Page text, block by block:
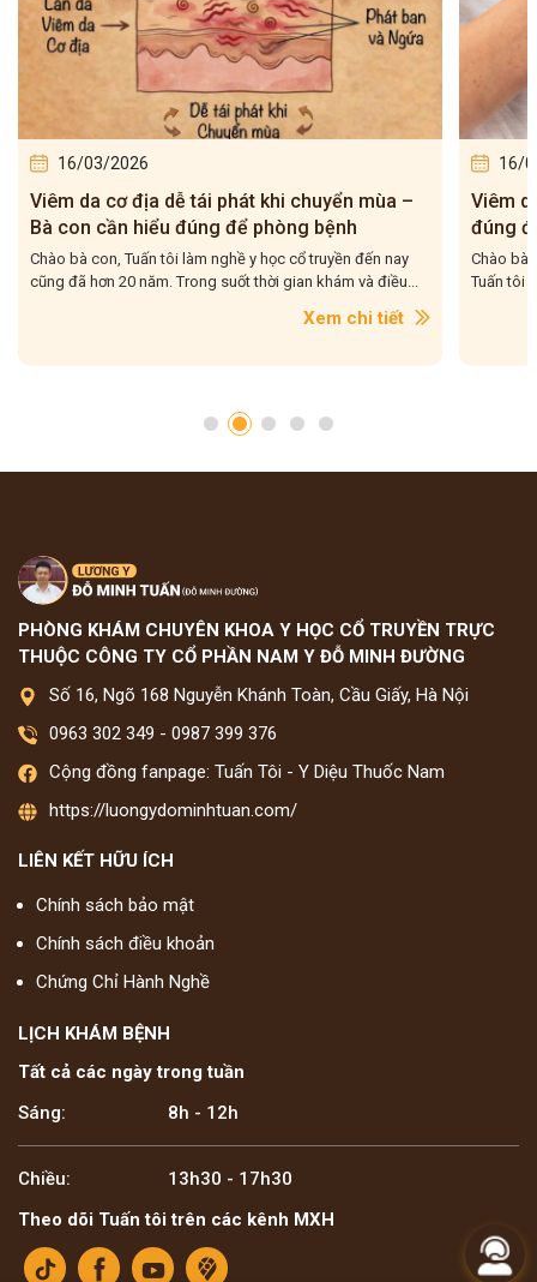
16/03/2026
Viêm da cơ địa dễ tái phát khi chuyển mùa –
Bà con cần hiểu đúng để phòng bệnh
Chào bà con, Tuấn tôi làm nghề y học cổ truyền đến nay
cũng đã hơn 20 năm. Trong suốt thời gian khám và điều...
Xem chi tiết
16/
Viêm
đúng
Chào bà
Tuấn tôi
PHÒNG KHÁM CHUYÊN KHOA Y HỌC CỔ TRUYỀN TRỰC
THUỘC CÔNG TY CỔ PHẦN NAM Y ĐỖ MINH ĐƯỜNG
Số 16, Ngõ 168 Nguyễn Khánh Toàn, Cầu Giấy, Hà Nội
0963 302 349 - 0987 399 376
Cộng đồng fanpage: Tuấn Tôi - Y Diệu Thuốc Nam
https://luongydominhtuan.com/
LIÊN KẾT HỮU ÍCH
Chính sách bảo mật
Chính sách điều khoản
Chứng Chỉ Hành Nghề
LỊCH KHÁM BỆNH
Tất cả các ngày trong tuần
Sáng:
8h - 12h
Chiều:
13h30 - 17h30
Theo dõi Tuấn tôi trên các kênh MXH